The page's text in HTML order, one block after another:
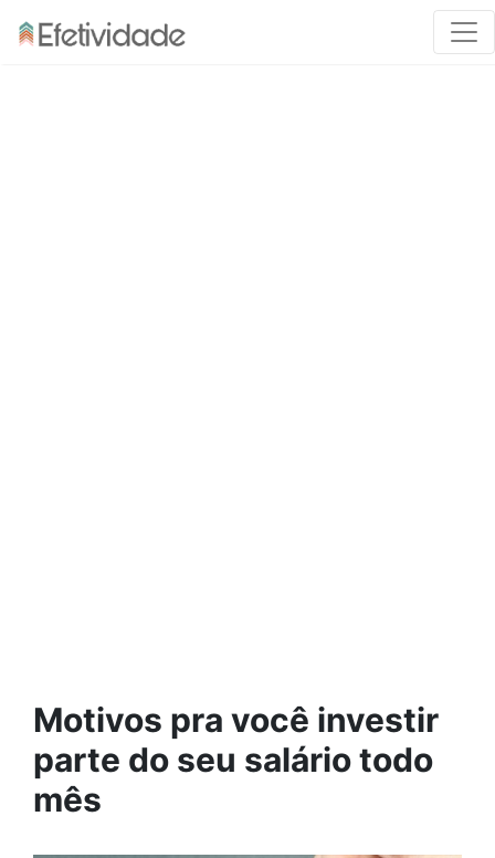
Motivos pra você investir
parte do seu salário todo
mês